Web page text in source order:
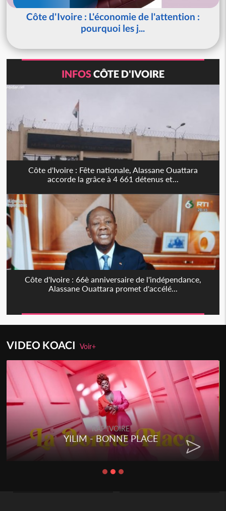
Côte d'Ivoire : L'économie de l'attention :
pourquoi les j...
INFOSCÔTE D'IVOIRE
Côte d'Ivoire : Fête nationale, Alassane Ouattara
accorde la grâce à 4 661 détenus et...
Côte d'Ivoire : 66è anniversaire de l'indépendance,
Alassane Ouattara promet d'accélé...
VIDEO KOACIVoir+
RAP IVOIRE
YILIM - BONNE PLACE